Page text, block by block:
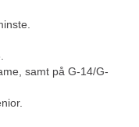
samt på G-14/G-